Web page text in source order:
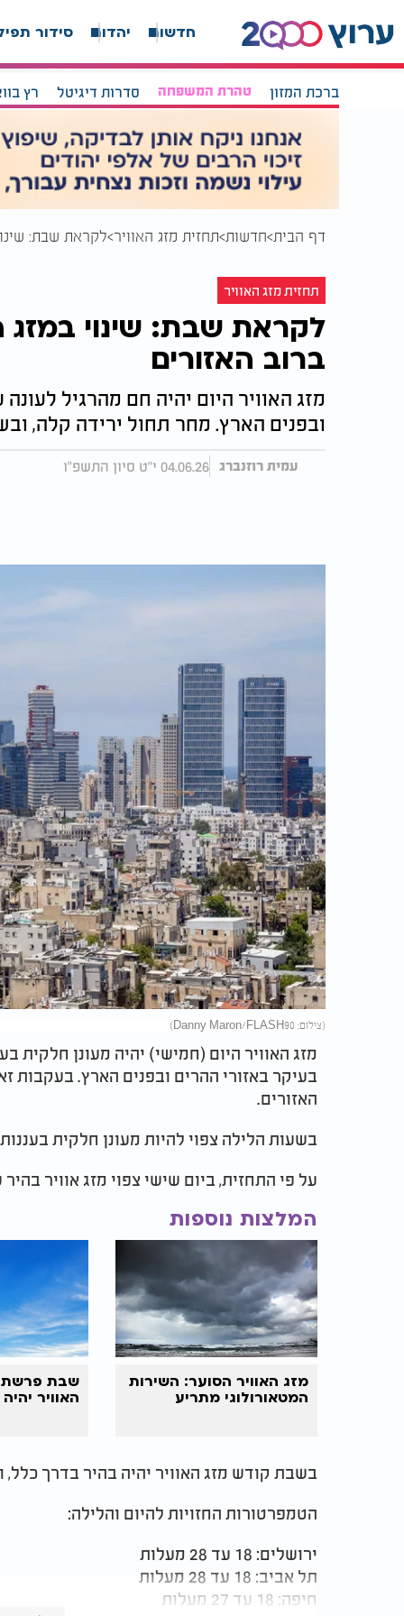
חדשות יהדות סידור
ברכת המזון טהרת המשפחה סדרות דיגיטל רץ
דף הבית חדשות תחזית מזג האוויר לקראת שבת:
תחזית מזג האוויר
לקראת שבת: שינוי במזג
ברוב האזורים
מזג האוויר היום יהיה חם מהרגיל
ובפנים הארץ. מחר תחול ירידה קלה,
עמית רוזנברג 04.06.26 י"ט סיון התשפ"ו
(צילום: Danny Maron/FLASH90)
מזג האוויר היום (חמישי) יהיה מעונן חלקית
בעיקר באזורי ההרים ובפנים הארץ. בעקבות
האזורים.
בשעות הלילה צפוי להיות מעונן חלקית
על פי התחזית, ביום שישי צפוי מזג אוויר
המלצות נוספות
מזג האוויר הסוער: השירות
המטאורולוגי מתריע
שבת פרשת
האוויר יהיה
בשבת קודש מזג האוויר יהיה בהיר בדרך
הטמפרטורות החזויות להיום והלילה:
ירושלים: 18 עד 28 מעלות
תל אביב: 18 עד 28 מעלות
חיפה: 18 עד 27 מעלות